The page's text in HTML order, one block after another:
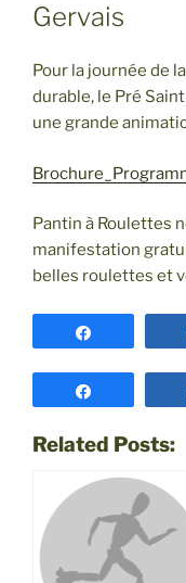
Gervais
Pour la journée de
durable, le Pré
une grande
Pantin à Roulettes
manifestation
belles roulettes et
Related Posts: